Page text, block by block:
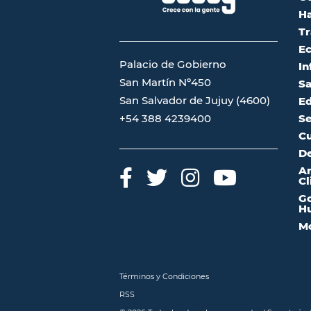
Palacio de Gobierno
San Martín Nº450
San Salvador de Jujuy (4600)
+54 388 4239400
Términos y Condiciones
RSS